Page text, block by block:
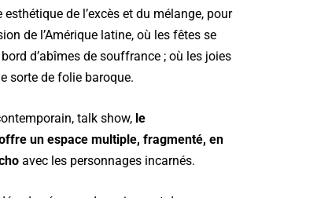
de l’excès et du mélange, pour
de l’Amérique latine, où les fêtes se
d’abîmes de souffrance ; où les joies
sorte de folie baroque.
talk show, le
un espace multiple, fragmenté, en
avec les personnages incarnés.